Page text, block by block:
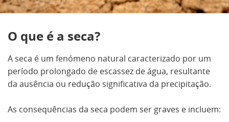
O que é a seca?
A seca é um fenómeno natural caracterizado por um
período prolongado de escassez de água, resultante
da ausência ou redução significativa da precipitação.
As consequências da seca podem ser graves e incluem: